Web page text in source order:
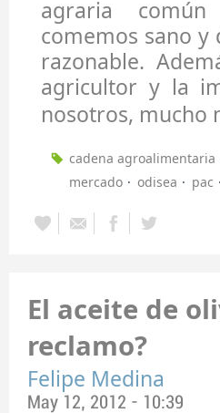
agraria
comemos sano y
razonable.
agricultor y la
nosotros, mucho
cadena agroalimentaria
mercado
odisea pac
El aceite de
reclamo?
Felipe Medina
May 12, 2012 - 10:39